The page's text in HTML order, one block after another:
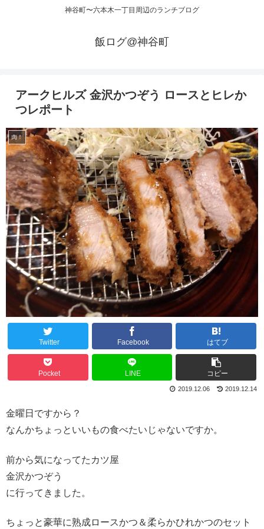
神谷町〜六本木一丁目周辺のランチブログ
飯ログ@神谷町
アークヒルズ 金沢かつぞう ロースとヒレか
つレポート
肉！
Twitter Facebook はてブ
Pocket LINE コピー
2019.12.14
2019.12.06
金曜日ですから？
なんかちょっといいもの食べたいじゃないですか。
前から気になってたカツ屋
金沢かつぞう
に行ってきました。
ちょっと豪華に熟成ロースかつ＆柔らかひれかつのセット